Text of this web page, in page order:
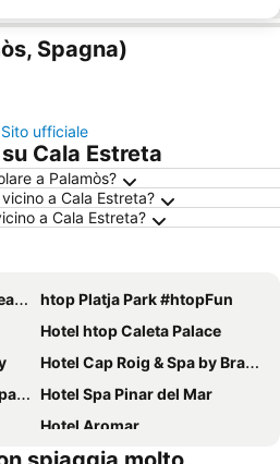
Spagna)
Sito ufficiale
Cala Estreta
a Palamòs?
a Cala Estreta?
a Cala Estreta?
htop Platja Park #htopFun
Hotel htop Caleta Palace
Hotel Cap Roig & Spa by Brava Hoteles
Hotel Spa Pinar del Mar
Hotel Aromar
Hotel Rosa